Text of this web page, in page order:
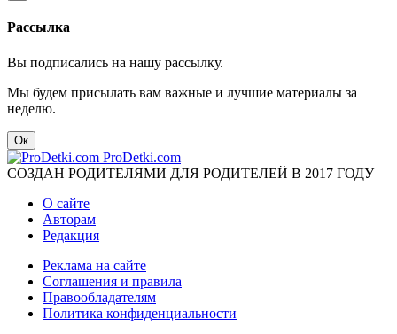
Рассылка
Вы подписались на нашу рассылку.
Мы будем присылать вам важные и лучшие материалы за
неделю.
Ок
ProDetki.com
СОЗДАН РОДИТЕЛЯМИ ДЛЯ РОДИТЕЛЕЙ В 2017 ГОДУ
О сайте
Авторам
Редакция
Реклама на сайте
Соглашения и правила
Правообладателям
Политика конфиденциальности